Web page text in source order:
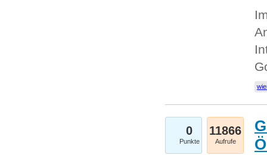
0
Punkte
11866
Aufrufe